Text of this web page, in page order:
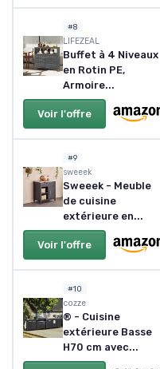
#8
LIFEZEAL
Buffet à 4 Niveaux
en Rotin PE,
Armoire...
Voir l'offre
#9
sweeek
Sweeek - Meuble
de cuisine
extérieure en...
Voir l'offre
#10
cozze
® - Cuisine
extérieure Basse
H70 cm avec...